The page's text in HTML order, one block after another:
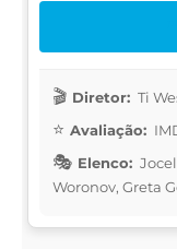
Diretor: Ti
Avaliação:
Elenco:
Woronov, Greta